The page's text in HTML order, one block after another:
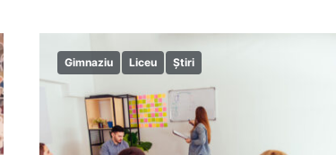
Gimnaziu Liceu Știri